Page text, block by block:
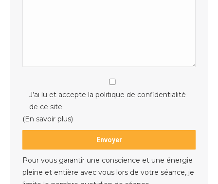
J’ai lu et accepte la politique de confidentialité
de ce site
(En savoir plus)
Pour vous garantir une conscience et une énergie
pleine et entière avec vous lors de votre séance, je